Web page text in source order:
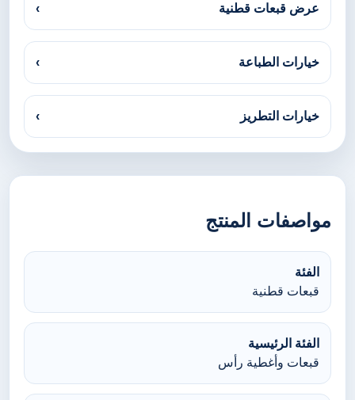
عرض قبعات قطنية ›
خيارات الطباعة ›
خيارات التطريز ›
مواصفات المنتج
الفئة
قبعات قطنية
الفئة الرئيسية
قبعات وأغطية رأس